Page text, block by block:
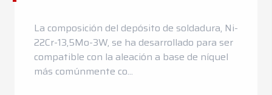
La composición del depósito de soldadura, Ni-
22Cr-13,5Mo-3W, se ha desarrollado para ser
compatible con la aleación a base de níquel
más comúnmente co...